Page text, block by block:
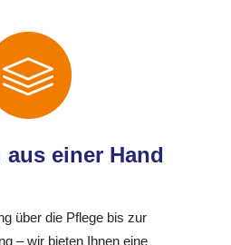
einer Hand
über die Pflege bis zur
– wir bieten Ihnen eine